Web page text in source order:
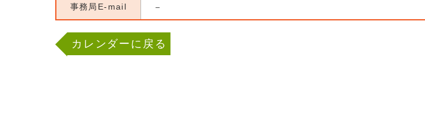
事務局E-mail －
カレンダーに戻る